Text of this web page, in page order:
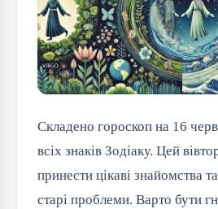
Складено гороскоп на 16
всіх знаків Зодіаку. Цей
принести цікаві знайомства
старі проблеми. Варто бути